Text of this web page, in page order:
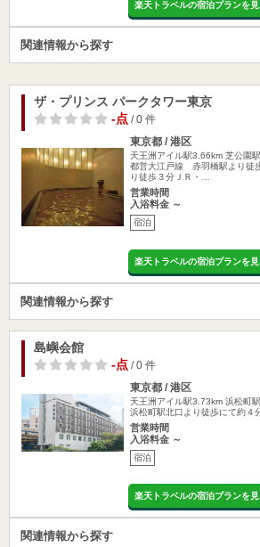
楽天トラベルの宿泊プランを見
関連情報から探す
ザ・プリンス パークタワー東京
-点/ 0 件
東京都 / 港区
天王洲アイル駅3.66km 芝公園
都営大江戸線 赤羽橋駅より徒
り徒歩３分ＪＲ・…
営業時間
入浴料金 ～
宿泊
楽天トラベルの宿泊プランを見
関連情報から探す
島嶼会館
-点/ 0 件
東京都 / 港区
天王洲アイル駅3.73km 浜松町
浜松町駅北口より徒歩にて約４
営業時間
入浴料金 ～
宿泊
楽天トラベルの宿泊プランを見
関連情報から探す